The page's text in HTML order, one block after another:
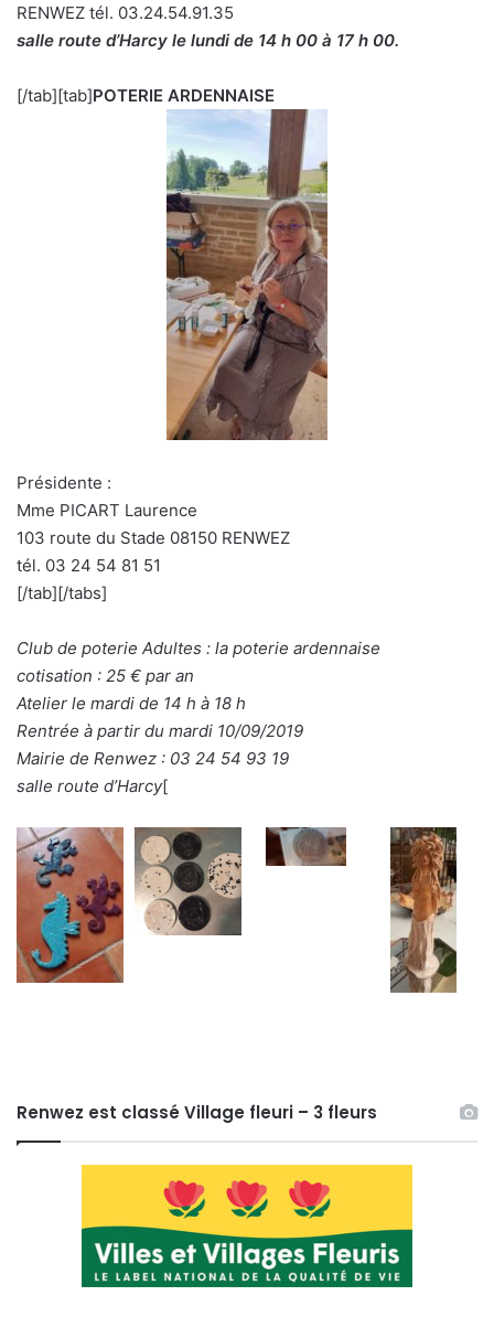
RENWEZ tél. 03.24.54.91.35
salle route d’Harcy le lundi de 14 h 00 à 17 h 00.
[/tab][tab]POTERIE ARDENNAISE
Présidente :
Mme PICART Laurence
103 route du Stade 08150 RENWEZ
tél. 03 24 54 81 51
[/tab][/tabs]
Club de poterie Adultes : la poterie ardennaise
cotisation : 25 € par an
Atelier le mardi de 14 h à 18 h
Rentrée à partir du mardi 10/09/2019
Mairie de Renwez : 03 24 54 93 19
salle route d’Harcy[
Renwez est classé Village fleuri – 3 fleurs